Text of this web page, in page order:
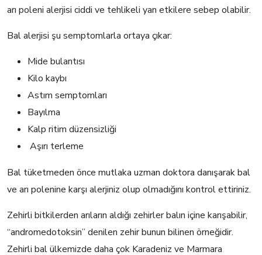
arı poleni alerjisi ciddi ve tehlikeli yan etkilere sebep olabilir.
Bal alerjisi şu semptomlarla ortaya çıkar:
Mide bulantısı
Kilo kaybı
Astım semptomları
Bayılma
Kalp ritim düzensizliği
Aşırı terleme
Bal tüketmeden önce mutlaka uzman doktora danışarak bal
ve arı polenine karşı alerjiniz olup olmadığını kontrol ettiriniz.
Zehirli bitkilerden arıların aldığı zehirler balın içine karışa­bilir,
“andromedotoksin” denilen zehir bunun bilinen örneğidir.
Zehirli bal ülkemizde daha çok Karadeniz ve Marmara